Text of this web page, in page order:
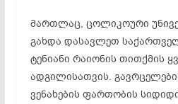
მართლაც, ცოლიკოური
გახდა დასავლეთ
ტენიანი რაიონის თითქმის
ადგილისათვის.
ვენახების ფართობის